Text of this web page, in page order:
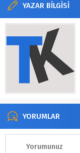
YAZAR BİLGİSİ
YORUMLAR